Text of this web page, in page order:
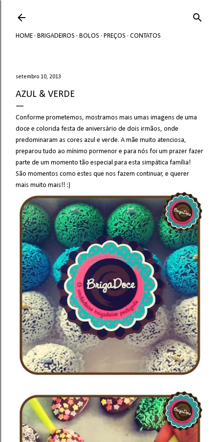
HOME BRIGADEIROS BOLOS PREÇOS CONTATOS
setembro 10, 2013
AZUL & VERDE
Conforme prometemos, mostramos mais umas imagens de uma
doce e colorida festa de aniversário de dois irmãos, onde
predominaram as cores azul e verde. A mãe muito atenciosa,
preparou tudo ao mínimo pormenor e para nós foi um prazer fazer
parte de um momento tão especial para esta simpática família!
São momentos como estes que nos fazem continuar, e querer
mais muito mais!! :)